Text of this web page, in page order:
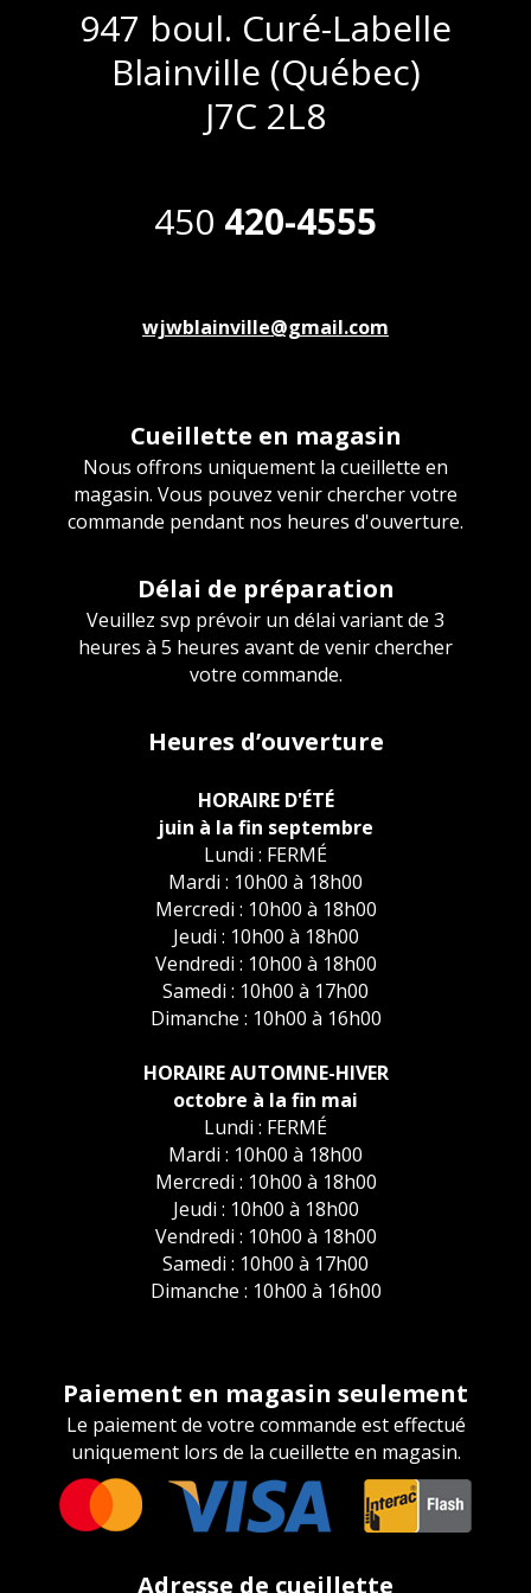
947 boul. Curé-Labelle
Blainville (Québec)
J7C 2L8
450 420-4555
wjwblainville@gmail.com
Cueillette en magasin
Nous offrons uniquement la cueillette en
magasin. Vous pouvez venir chercher votre
commande pendant nos heures d'ouverture.
Délai de préparation
Veuillez svp prévoir un délai variant de 3
heures à 5 heures avant de venir chercher
votre commande.
Heures d’ouverture
HORAIRE D'ÉTÉ
juin à la fin septembre
Lundi : FERMÉ
Mardi : 10h00 à 18h00
Mercredi : 10h00 à 18h00
Jeudi : 10h00 à 18h00
Vendredi : 10h00 à 18h00
Samedi : 10h00 à 17h00
Dimanche : 10h00 à 16h00
HORAIRE AUTOMNE-HIVER
octobre à la fin mai
Lundi : FERMÉ
Mardi : 10h00 à 18h00
Mercredi : 10h00 à 18h00
Jeudi : 10h00 à 18h00
Vendredi : 10h00 à 18h00
Samedi : 10h00 à 17h00
Dimanche : 10h00 à 16h00
Paiement en magasin seulement
Le paiement de votre commande est effectué
uniquement lors de la cueillette en magasin.
Adresse de cueillette